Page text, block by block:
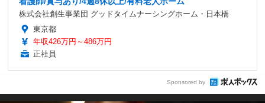
株式会社創生事業団 グッドタイムナーシングホーム・日本橋
東京都
年収426万円～486万円
正社員
Sponsored by